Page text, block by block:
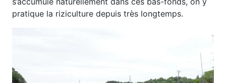
pratique la riziculture depuis très longtemps.